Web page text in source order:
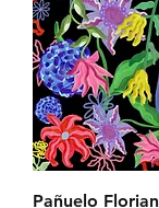
Pañuelo Florian